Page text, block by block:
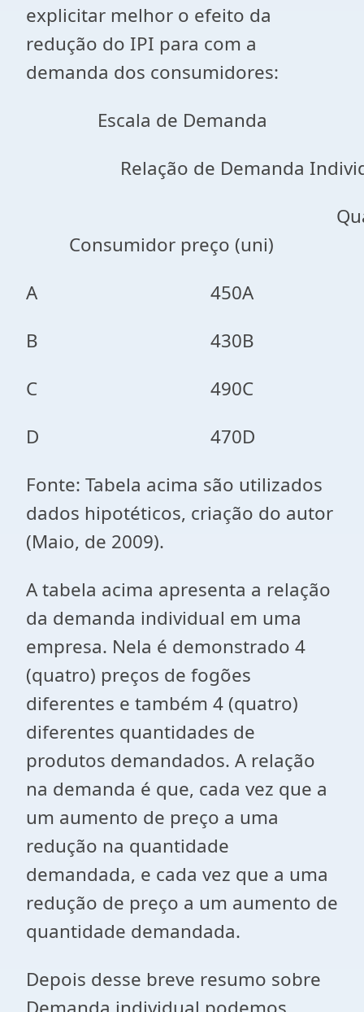
explicitar melhor o efeito da
redução do IPI para com a
demanda dos consumidores:
Escala de Demanda
Relação de Demanda
Consumidor preço (uni)
A 450A
B
430B
C
490C
D
470D
Fonte: Tabela acima são utilizados
dados hipotéticos, criação do autor
(Maio, de 2009).
A tabela acima apresenta a relação
da demanda individual em uma
empresa. Nela é demonstrado 4
(quatro) preços de fogões
diferentes e também 4 (quatro)
diferentes quantidades de
produtos demandados. A relação
na demanda é que, cada vez que a
um aumento de preço a uma
redução na quantidade
demandada, e cada vez que a uma
redução de preço a um aumento de
quantidade demandada.
Depois desse breve resumo sobre